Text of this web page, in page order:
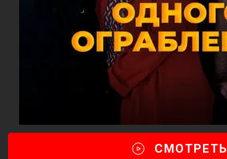
СМОТРЕТЬ